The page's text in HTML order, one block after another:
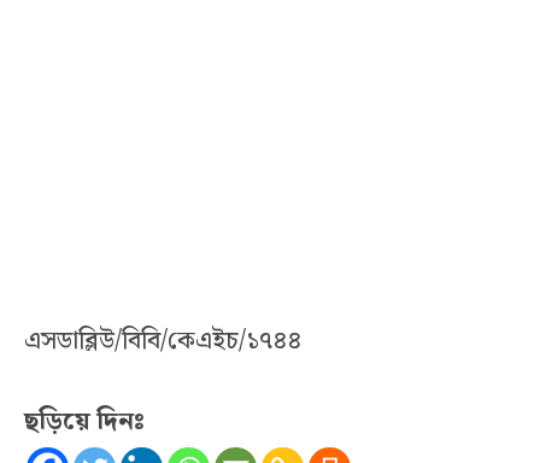
এসডাব্লিউ/বিবি/কেএইচ/১৭৪৪
ছড়িয়ে দিনঃ